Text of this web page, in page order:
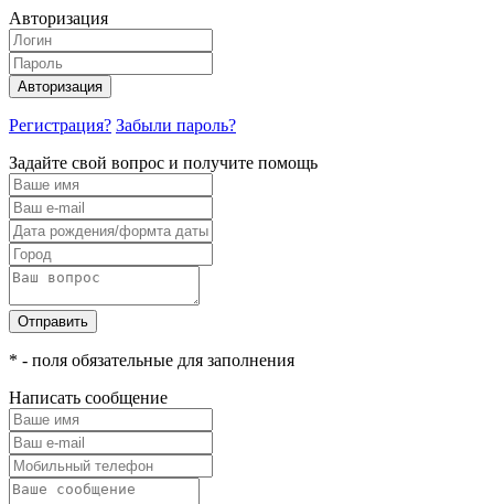
Авторизация
Авторизация
Регистрация? Забыли пароль?
Задайте свой вопрос и получите помощь
Отправить
* - поля обязательные для заполнения
Написать сообщение